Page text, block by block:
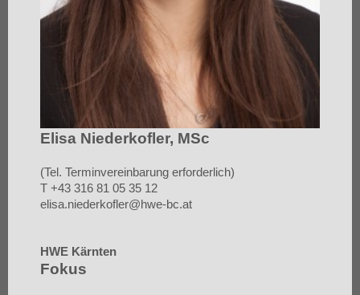
Elisa Niederkofler, MSc
(Tel. Terminvereinbarung erforderlich)
T +43 316 81 05 35 12
elisa.niederkofler@hwe-bc.at
HWE Kärnten
Fokus